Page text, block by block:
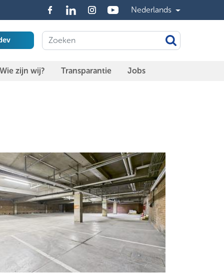
Nederlands
Wie zijn wij? Transparantie Jobs